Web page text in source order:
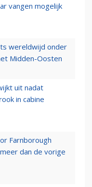
vangen mogelijk
wereldwijd onder
Midden-Oosten
uit nadat
in cabine
Farnborough
dan de vorige